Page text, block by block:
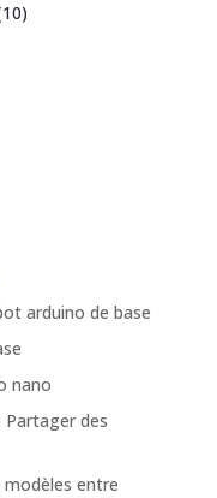
arduino de base
nano
Partager des
entre